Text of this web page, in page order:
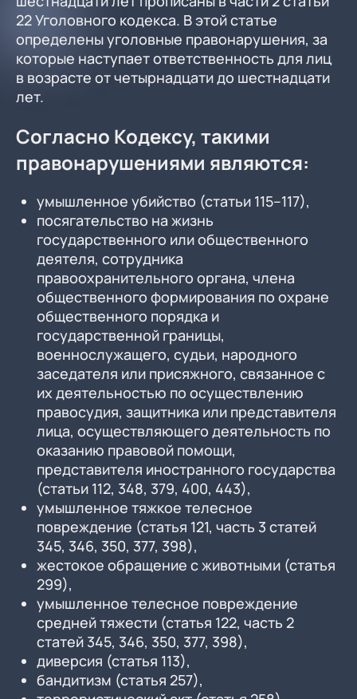
22 Уголовного кодекса. В этой статье
определены уголовные правонарушения, за
которые наступает ответственность для лиц
в возрасте от четырнадцати до шестнадцати
лет.
Согласно Кодексу, такими
правонарушениями являются:
умышленное убийство (статьи 115–117),
посягательство на жизнь
государственного или общественного
деятеля, сотрудника
правоохранительного органа, члена
общественного формирования по охране
общественного порядка и
государственной границы,
военнослужащего, судьи, народного
заседателя или присяжного, связанное с
их деятельностью по осуществлению
правосудия, защитника или представителя
лица, осуществляющего деятельность по
оказанию правовой помощи,
представителя иностранного государства
(статьи 112, 348, 379, 400, 443),
умышленное тяжкое телесное
повреждение (статья 121, часть 3 статей
345, 346, 350, 377, 398),
жестокое обращение с животными (статья
299),
умышленное телесное повреждение
средней тяжести (статья 122, часть 2
статей 345, 346, 350, 377, 398),
диверсия (статья 113),
бандитизм (статья 257),